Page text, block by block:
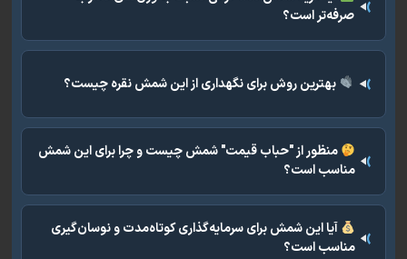
صرفه‌تر است؟
بهترین روش برای نگهداری از این شمش نقره چیست؟
منظور از "حباب قیمت" شمش چیست و چرا برای این شمش
مناسب است؟
آیا این شمش برای سرمایه‌گذاری کوتاه‌مدت و نوسان‌گیری
مناسب است؟